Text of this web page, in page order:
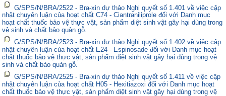
G/SPS/N/BRA/2522 - Bra-xin dự thảo Nghị quyết số 1.401 về việc cập
nhật chuyên luận của hoạt chất C74 - Ciantraniliprole đối với Danh mục
hoạt chất thuốc bảo vệ thực vật, sản phẩm diệt sinh vật gây hại dùng trong
vệ sinh và chất bảo quản gỗ.
G/SPS/N/BRA/2523 - Bra-xin dự thảo Nghị quyết số 1.402 về việc cập
nhật chuyên luận của hoạt chất E24 - Espinosade đối với Danh mục hoạt
chất thuốc bảo vệ thực vật, sản phẩm diệt sinh vật gây hại dùng trong vệ
sinh và chất bảo quản gỗ.
G/SPS/N/BRA/2525 - Bra-xin dự thảo Nghị quyết số 1.411 về việc cập
nhật chuyên luận của hoạt chất H05 - Hexitiazoxi đối với Danh mục hoạt
chất thuốc bảo vệ thực vật, sản phẩm diệt sinh vật gây hại dùng trong vệ